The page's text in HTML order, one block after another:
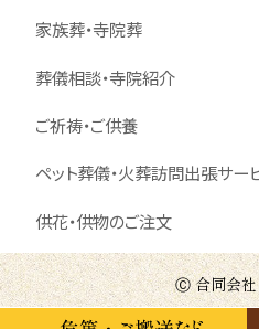
家族葬・寺院葬
葬儀相談・寺院紹介
ご祈祷・ご供養
ペット葬儀・火葬訪問出張サー
供花・供物のご注文
Ⓒ 合同会社